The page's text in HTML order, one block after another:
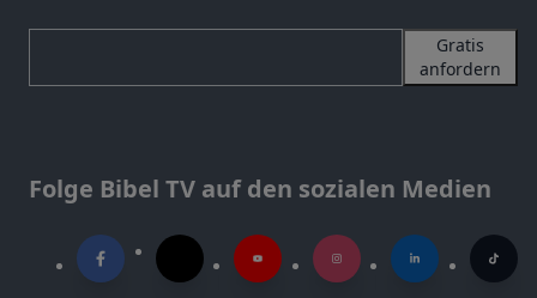
Gratis
anfordern
Folge Bibel TV auf den sozialen Medien